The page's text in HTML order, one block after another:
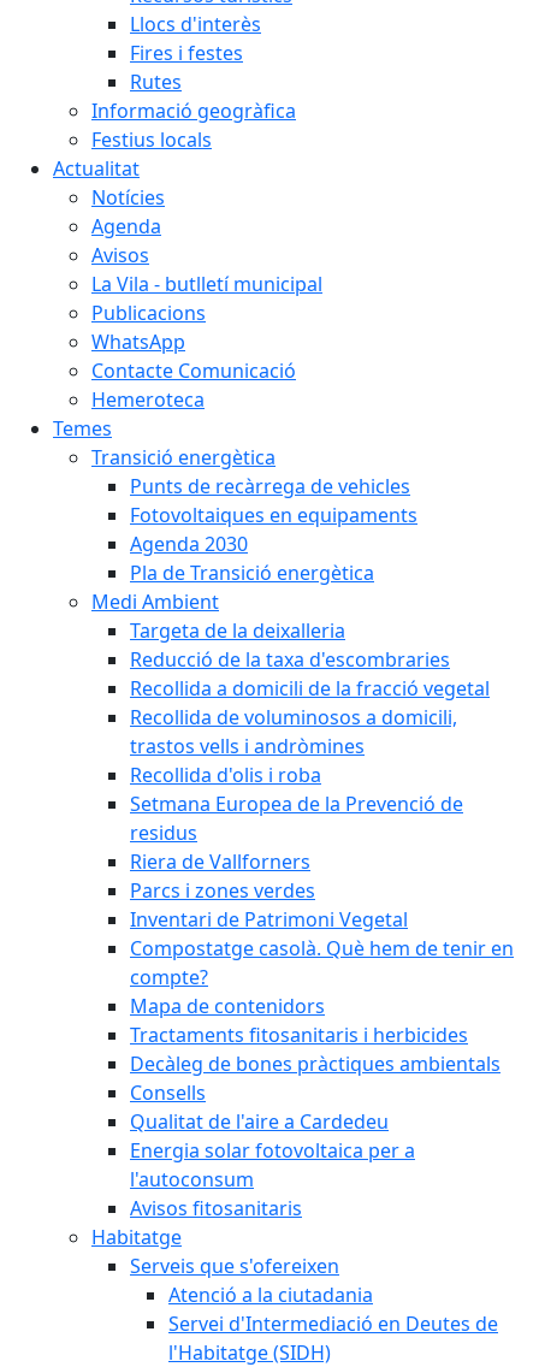
Llocs d'interès
Fires i festes
Rutes
Informació geogràfica
Festius locals
Actualitat
Notícies
Agenda
Avisos
La Vila - butlletí municipal
Publicacions
WhatsApp
Contacte Comunicació
Hemeroteca
Temes
Transició energètica
Punts de recàrrega de vehicles
Fotovoltaiques en equipaments
Agenda 2030
Pla de Transició energètica
Medi Ambient
Targeta de la deixalleria
Reducció de la taxa d'escombraries
Recollida a domicili de la fracció vegetal
Recollida de voluminosos a domicili,
trastos vells i andròmines
Recollida d'olis i roba
Setmana Europea de la Prevenció de
residus
Riera de Vallforners
Parcs i zones verdes
Inventari de Patrimoni Vegetal
Compostatge casolà. Què hem de tenir en
compte?
Mapa de contenidors
Tractaments fitosanitaris i herbicides
Decàleg de bones pràctiques ambientals
Consells
Qualitat de l'aire a Cardedeu
Energia solar fotovoltaica per a
l'autoconsum
Avisos fitosanitaris
Habitatge
Serveis que s'ofereixen
Atenció a la ciutadania
Servei d'Intermediació en Deutes de
l'Habitatge (SIDH)